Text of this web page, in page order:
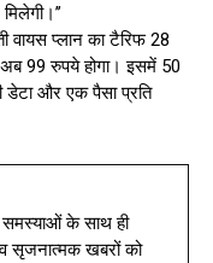
प्लान का टैरिफ 28
99 रुपये होगा। इसमें 50
डेटा और एक पैसा प्रति
के साथ ही
सृजनात्मक खबरों को